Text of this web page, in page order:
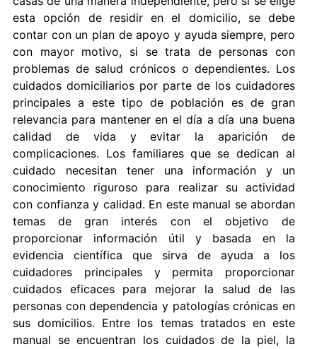
esta opción de residir en el domicilio, se debe
contar con un plan de apoyo y ayuda siempre, pero
con mayor motivo, si se trata de personas con
problemas de salud crónicos o dependientes. Los
cuidados domiciliarios por parte de los cuidadores
principales a este tipo de población es de gran
relevancia para mantener en el día a día una buena
calidad de vida y evitar la aparición de
complicaciones. Los familiares que se dedican al
cuidado necesitan tener una información y un
conocimiento riguroso para realizar su actividad
con confianza y calidad. En este manual se abordan
temas de gran interés con el objetivo de
proporcionar información útil y basada en la
evidencia científica que sirva de ayuda a los
cuidadores principales y permita proporcionar
cuidados eficaces para mejorar la salud de las
personas con dependencia y patologías crónicas en
sus domicilios. Entre los temas tratados en este
manual se encuentran los cuidados de la piel, la